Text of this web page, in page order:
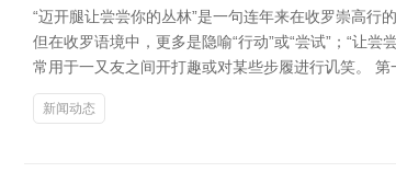
“迈开腿让尝尝你的丛林”是一句连年来在收罗崇高行
但在收罗语境中，更多是隐喻“行动”或“尝试”；“让
常用于一又友之间开打趣或对某些步履进行讥笑。
新闻动态